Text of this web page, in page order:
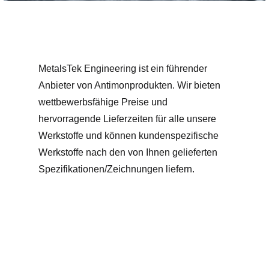
MetalsTek Engineering ist ein führender
Anbieter von Antimonprodukten. Wir bieten
wettbewerbsfähige Preise und
hervorragende Lieferzeiten für alle unsere
Werkstoffe und können kundenspezifische
Werkstoffe nach den von Ihnen gelieferten
Spezifikationen/Zeichnungen liefern.